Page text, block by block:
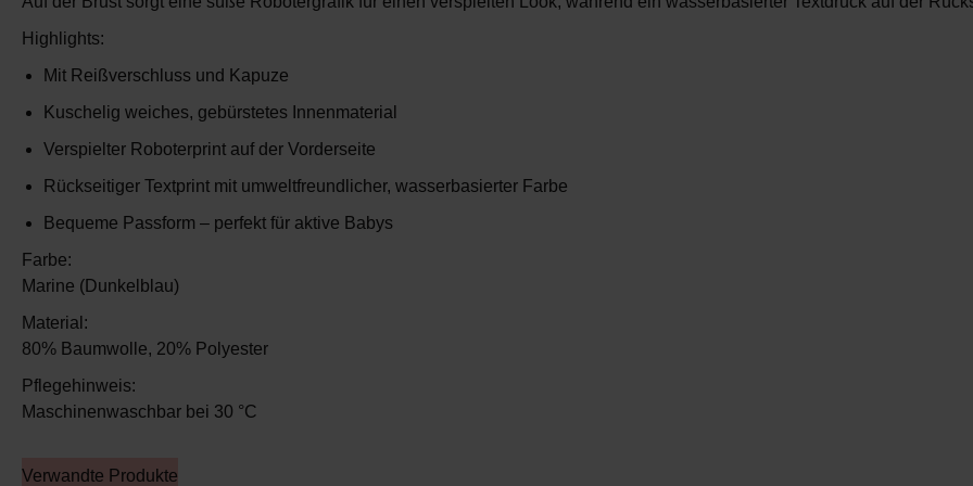
Highlights:
Mit Reißverschluss und Kapuze
Kuschelig weiches, gebürstetes Innenmaterial
Verspielter Roboterprint auf der Vorderseite
Rückseitiger Textprint mit umweltfreundlicher, wasserbasierter Farbe
Bequeme Passform – perfekt für aktive Babys
Farbe:
Marine (Dunkelblau)
Material:
80% Baumwolle, 20% Polyester
Pflegehinweis:
Maschinenwaschbar bei 30 °C
Verwandte Produkte